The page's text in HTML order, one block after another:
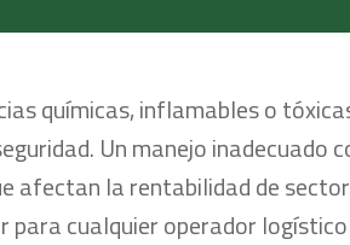
químicas, inflamables o
Un manejo inadecuado
afectan la rentabilidad de
cualquier operador